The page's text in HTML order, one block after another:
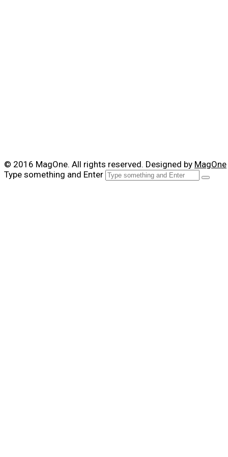
© 2016 MagOne. All rights reserved. Designed by MagOne
Type something and Enter